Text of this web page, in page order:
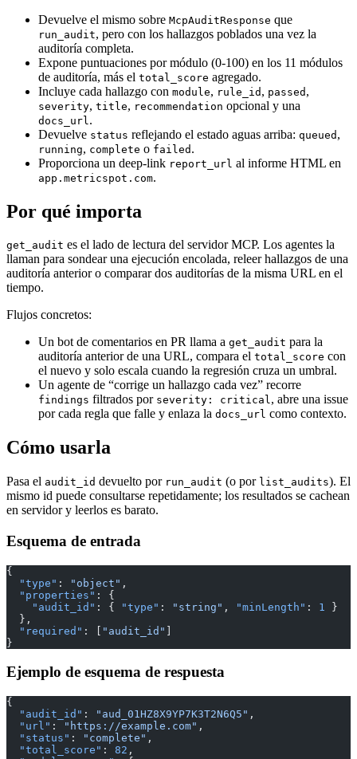
Devuelve el mismo sobre McpAuditResponse que
run_audit, pero con los hallazgos poblados una vez la
auditoría completa.
Expone puntuaciones por módulo (0-100) en los 11 módulos
de auditoría, más el total_score agregado.
Incluye cada hallazgo con module, rule_id , passed ,
severity, title, recommendation opcional y una
docs_url .
Devuelve status reflejando el estado aguas arriba: queued ,
running, complete o failed .
Proporciona un deep-link report_url al informe HTML en
app.metricspot.com.
Por qué importa
get_audit es el lado de lectura del servidor MCP. Los agentes la
llaman para sondear una ejecución encolada, releer hallazgos de una
auditoría anterior o comparar dos auditorías de la misma URL en el
tiempo.
Flujos concretos:
Un bot de comentarios en PR llama a get_audit para la
auditoría anterior de una URL, compara el total_score con
el nuevo y solo escala cuando la regresión cruza un umbral.
Un agente de “corrige un hallazgo cada vez” recorre
findings filtrados por severity: critical, abre una issue
por cada regla que falle y enlaza la docs_url como contexto.
Cómo usarla
Pasa el audit_id devuelto por run_audit (o por list_audits). El
mismo id puede consultarse repetidamente; los resultados se cachean
en servidor y leerlos es barato.
Esquema de entrada
{
  "type"
: "object" ,
  "properties"
: {
    "audit_id"
: { "type" : "string" , "minLength" : 1
}
  },
  "required"
: [ "audit_id" ]
}
Ejemplo de esquema de respuesta
{
  "audit_id"
: "aud_01HZ8X9YP7K3T2N6Q5" ,
  "url"
: "https://example.com" ,
  "status"
: "complete" ,
  "total_score"
: 82 ,